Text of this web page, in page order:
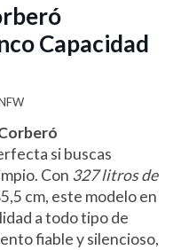
Capacidad
si buscas
Con 327 litros de
cm, este modelo en
a todo tipo de
fiable y silencioso,